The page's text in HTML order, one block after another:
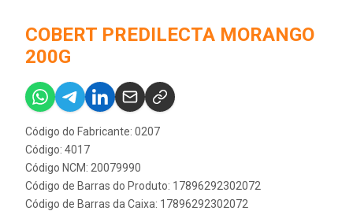
COBERT PREDILECTA MORANGO
200G
Código do Fabricante: 0207
Código: 4017
Código NCM: 20079990
Código de Barras do Produto: 17896292302072
Código de Barras da Caixa: 17896292302072